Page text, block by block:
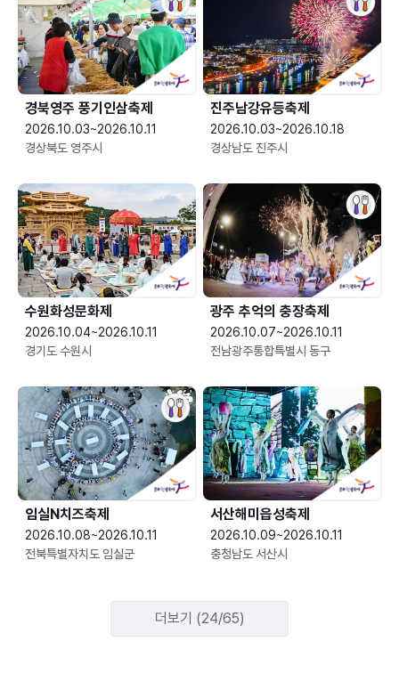
경북영주 풍기인삼축제
2026.10.03~2026.10.11
경상북도 영주시
진주남강유등축제
2026.10.03~2026.10.18
경상남도 진주시
수원화성문화제
2026.10.04~2026.10.11
경기도 수원시
광주 추억의 충장축제
2026.10.07~2026.10.11
전남광주통합특별시 동구
임실N치즈축제
2026.10.08~2026.10.11
전북특별자치도 임실군
서산해미읍성축제
2026.10.09~2026.10.11
충청남도 서산시
더보기 (24/65)